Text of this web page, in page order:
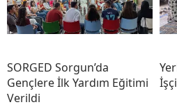
SORGED Sorgun’da
Gençlere İlk Yardım Eğitimi
Verildi